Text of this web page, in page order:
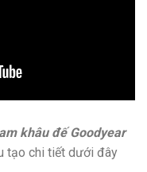
khâu đế Goodyear
tạo chi tiết dưới đây